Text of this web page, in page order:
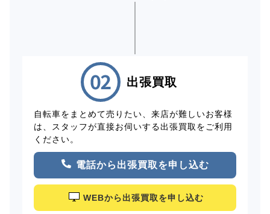
出張買取
自転車をまとめて売りたい、来店が難しいお客様
は、スタッフが直接お伺いする出張買取をご利用
ください。
電話から出張買取を申し込む
WEBから出張買取を申し込む